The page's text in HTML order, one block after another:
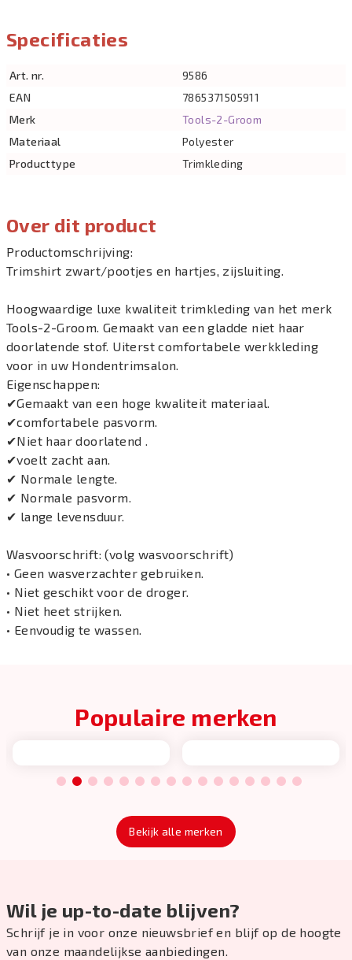
Over dit product
Productomschrijving:
Trimshirt zwart/pootjes en hartjes, zijsluiting.
Hoogwaardige luxe kwaliteit trimkleding van het merk
Tools-2-Groom. Gemaakt van een gladde niet haar
doorlatende stof. Uiterst comfortabele werkkleding
voor in uw Hondentrimsalon.
Eigenschappen:
✔Gemaakt van een hoge kwaliteit materiaal.
✔comfortabele pasvorm.
✔Niet haar doorlatend .
✔voelt zacht aan.
✔ Normale lengte.
✔ Normale pasvorm.
✔ lange levensduur.
Wasvoorschrift: (volg wasvoorschrift)
• Geen wasverzachter gebruiken.
• Niet geschikt voor de droger.
• Niet heet strijken.
• Eenvoudig te wassen.
Specificaties
Art. nr.
9586
EAN
7865371505911
Merk
Tools-2-Groom
Materiaal
Polyester
Producttype
Trimkleding
Populaire merken
1 2 3 4 5 6 7 8 9 10 11 12 13 14 15 16
Bekijk alle merken
Wil je up-to-date blijven?
Schrijf je in voor onze nieuwsbrief en blijf op de hoogte
van onze maandelijkse aanbiedingen.